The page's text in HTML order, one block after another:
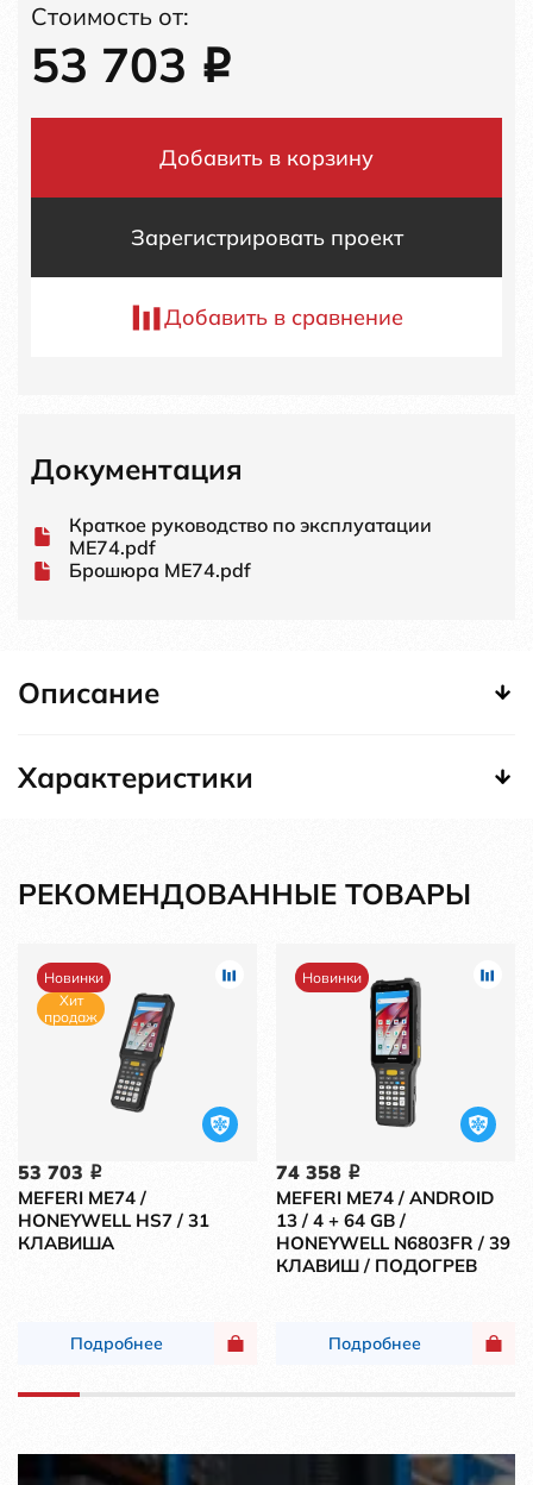
Стоимость от:
53 703 i
Добавить в корзину
Зарегистрировать проект
Добавить в сравнение
Документация
Краткое руководство по эксплуатации
ME74.pdf
Брошюра ME74.pdf
Описание
Характеристики
РЕКОМЕНДОВАННЫЕ ТОВАРЫ
Новинки
Хит
продаж
53 703 i
MEFERI ME74 /
HONEYWELL HS7 / 31
КЛАВИША
Подробнее
Новинки
74 358 i
MEFERI ME74 / ANDROID
13 / 4 + 64 GB /
HONEYWELL N6803FR / 39
КЛАВИШ / ПОДОГРЕВ
Подробнее